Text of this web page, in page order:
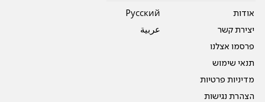
אודות
יצירת קשר
פרסמו אצלנו
תנאי שימוש
מדיניות פרטיות
הצהרת נגישות
Pусский
عربية